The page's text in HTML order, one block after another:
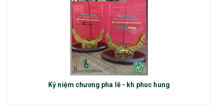
Kỷ niệm chương pha lê - kh phuc hung